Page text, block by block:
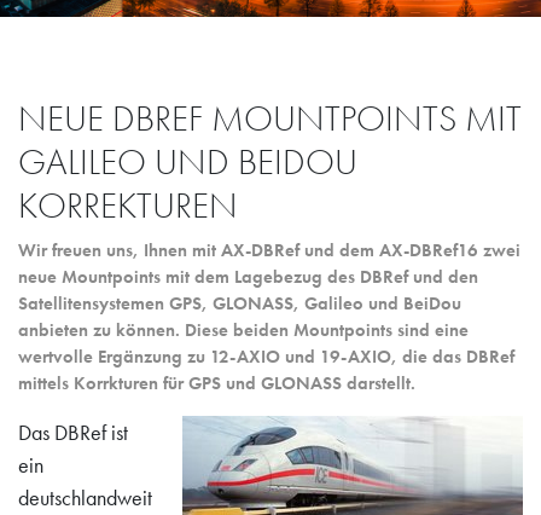
Modus AXIO-NET Portal Suche
NEUE DBREF MOUNTPOINTS MIT
GALILEO UND BEIDOU
KORREKTUREN
Wir freuen uns, Ihnen mit AX-DBRef und dem AX-DBRef16 zwei
neue Mountpoints mit dem Lagebezug des DBRef und den
Satellitensystemen GPS, GLONASS, Galileo und BeiDou
anbieten zu können. Diese beiden Mountpoints sind eine
wertvolle Ergänzung zu 12-AXIO und 19-AXIO, die das DBRef
mittels Korrkturen für GPS und GLONASS darstellt.
Das DBRef ist
ein
deutschlandweit